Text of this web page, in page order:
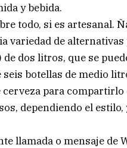
y bebida.
todo, si es artesanal.
variedad de alternativas
dos litros, que se
botellas de medio
para compartirlo
dependiendo el
llamada o mensaje de